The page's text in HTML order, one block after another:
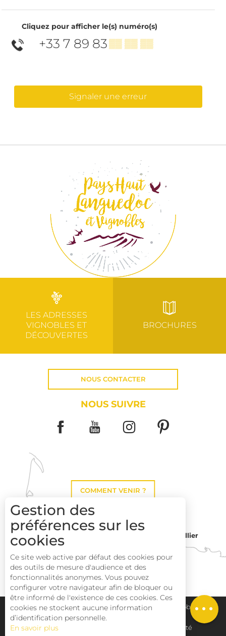
Prestations
Cliquez pour afficher le(s) numéro(s)
+33 7 89 83▒▒ ▒▒ ▒▒
Signaler une erreur
LES ADRESSES
VIGNOBLES ET
DÉCOUVERTES
BROCHURES
NOUS CONTACTER
NOUS SUIVRE
COMMENT VENIR ?
Montpellier
Perpignan
Plan du site Pays Haut Languedoc et Vignobles
Mentions légales Déclaration d'accessibilité
Gestion des
préférences sur les
cookies
Ce site web active par défaut des cookies pour
des outils de mesure d'audience et des
fonctionnalités anonymes. Vous pouvez
configurer votre navigateur afin de bloquer ou
être informé de l'existence de ces cookies. Ces
cookies ne stockent aucune information
d’identification personnelle.
En savoir plus